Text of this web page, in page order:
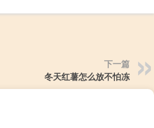
下一篇
冬天红薯怎么放不怕冻